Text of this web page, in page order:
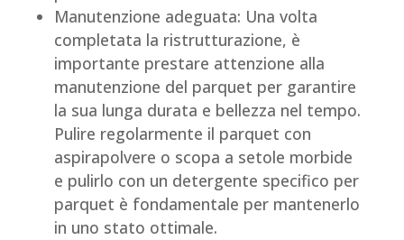
Manutenzione adeguata: Una volta
completata la ristrutturazione, è
importante prestare attenzione alla
manutenzione del parquet per garantire
la sua lunga durata e bellezza nel tempo.
Pulire regolarmente il parquet con
aspirapolvere o scopa a setole morbide
e pulirlo con un detergente specifico per
parquet è fondamentale per mantenerlo
in uno stato ottimale.